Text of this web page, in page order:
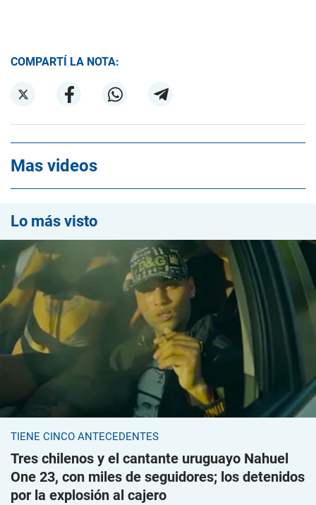
COMPARTÍ LA NOTA:
Mas videos
Lo más visto
TIENE CINCO ANTECEDENTES
Tres chilenos y el cantante uruguayo Nahuel
One 23, con miles de seguidores; los detenidos
por la explosión al cajero